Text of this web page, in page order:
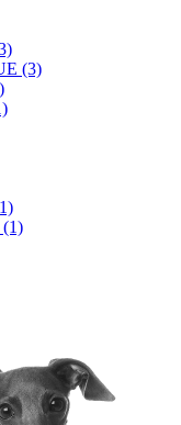
(3)
(1)